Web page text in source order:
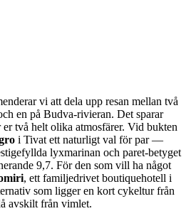
vi att dela upp resan mellan två
en på Budva-rivieran. Det sparar
två helt olika atmosfärer. Vid bukten
i Tivat ett naturligt val för par —
lyxmarinan och paret-betyget
9,7. För den som vill ha något
, ett familjedrivet boutiquehotell i
som ligger en kort cykeltur från
avskilt från vimlet.